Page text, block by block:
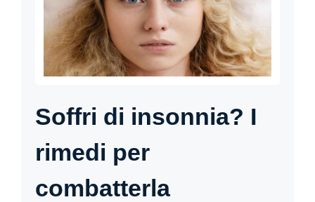
Soffri di insonnia? I
rimedi per
combatterla